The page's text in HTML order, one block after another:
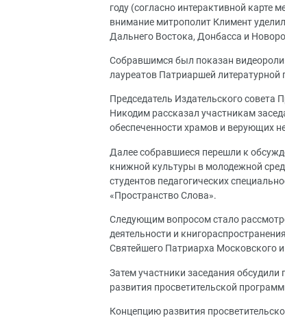
году (согласно интерактивной карте
внимание митрополит Климент
Дальнего Востока, Донбасса и
Собравшимся был показан
лауреатов Патриаршей
Председатель Издательского
Никодим рассказал участникам
обеспеченности храмов и верующих
Далее собравшиеся перешли к
книжной культуры в молодежной
студентов педагогических
«Пространство Слова».
Следующим вопросом стало
деятельности и
Святейшего Патриарха Московского
Затем участники заседания
развития просветительской
Концепцию развития